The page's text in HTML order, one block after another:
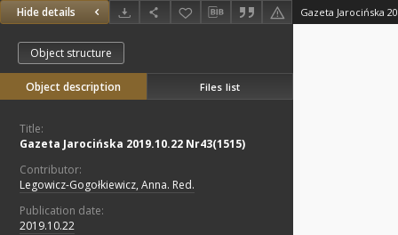
Hide details Gazeta Jarocińska
Object structure
Object description Files list
Title:
Gazeta Jarocińska 2019.10.22 Nr43(1515)
Contributor:
Legowicz-Gogołkiewicz, Anna. Red.
Publication date:
2019.10.22